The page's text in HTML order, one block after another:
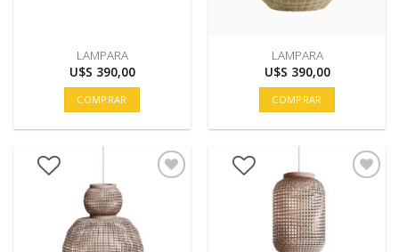
LAMPARA
U$S 390,00
COMPRAR
LAMPARA
U$S 390,00
COMPRAR